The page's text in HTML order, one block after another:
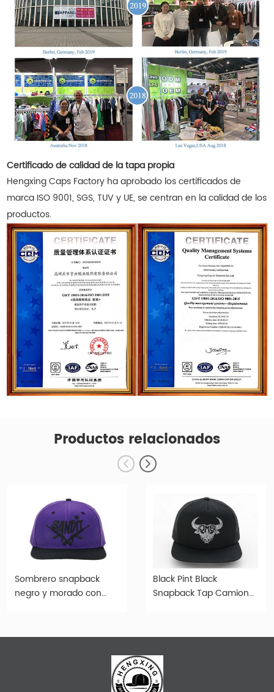
Certificado de calidad de la tapa propia
Hengxing Caps Factory ha aprobado los certificados de
marca ISO 9001, SGS, TUV y UE, se centran en la calidad de los
productos.
Productos relacionados
Sombrero snapback
negro y morado con
Black Pint Black
Snapback Tap Camioner